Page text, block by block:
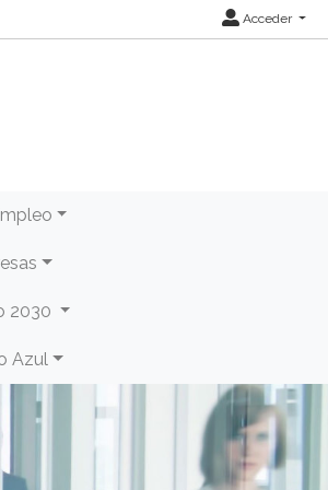
Acceder
2030
Azul